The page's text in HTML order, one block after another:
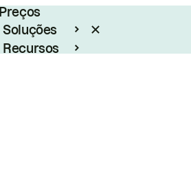
Preços
Soluções
Recursos